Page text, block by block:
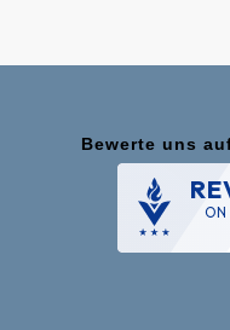
Bewerte uns
ON